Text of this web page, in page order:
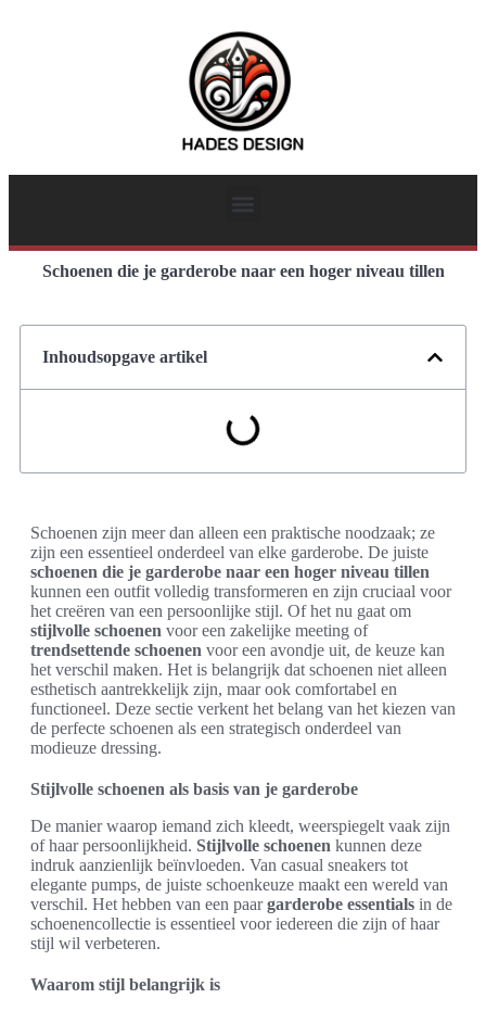
Schoenen die je garderobe naar een hoger niveau tillen
Inhoudsopgave artikel
Schoenen zijn meer dan alleen een praktische noodzaak; ze
zijn een essentieel onderdeel van elke garderobe. De juiste
schoenen die je garderobe naar een hoger niveau tillen
kunnen een outfit volledig transformeren en zijn cruciaal voor
het creëren van een persoonlijke stijl. Of het nu gaat om
stijlvolle schoenen voor een zakelijke meeting of
trendsettende schoenen voor een avondje uit, de keuze kan
het verschil maken. Het is belangrijk dat schoenen niet alleen
esthetisch aantrekkelijk zijn, maar ook comfortabel en
functioneel. Deze sectie verkent het belang van het kiezen van
de perfecte schoenen als een strategisch onderdeel van
modieuze dressing.
Stijlvolle schoenen als basis van je garderobe
De manier waarop iemand zich kleedt, weerspiegelt vaak zijn
of haar persoonlijkheid. Stijlvolle schoenen kunnen deze
indruk aanzienlijk beïnvloeden. Van casual sneakers tot
elegante pumps, de juiste schoenkeuze maakt een wereld van
verschil. Het hebben van een paargarderobe essentials in de
schoenencollectie is essentieel voor iedereen die zijn of haar
stijl wil verbeteren.
Waarom stijl belangrijk is